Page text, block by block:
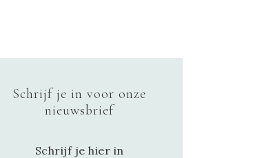
Schrijf je in voor onze
nieuwsbrief
Schrijf je hier in